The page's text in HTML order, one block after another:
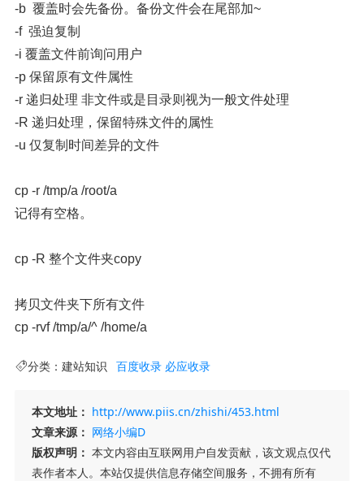
-b 覆盖时会先备份。备份文件会在尾部加~
-f 强迫复制
-i 覆盖文件前询问用户
-p 保留原有文件属性
-r 递归处理 非文件或是目录则视为一般文件处理
-R 递归处理，保留特殊文件的属性
-u 仅复制时间差异的文件
cp -r /tmp/a /root/a
记得有空格。
cp -R 整个文件夹copy
拷贝文件夹下所有文件
cp -rvf /tmp/a/^ /home/a
分类： 建站知识 百度收录 必应收录
本文地址： http://www.piis.cn/zhishi/453.html
文章来源： 网络小编D
版权声明： 本文内容由互联网用户自发贡献，该文观点仅代
表作者本人。本站仅提供信息存储空间服务，不拥有所有